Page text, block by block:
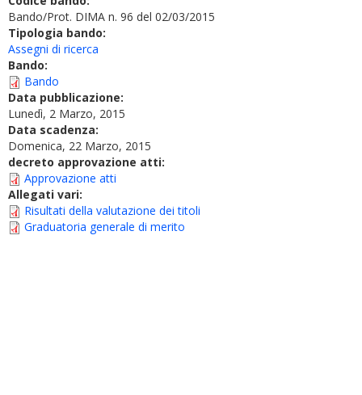
Bando/Prot. DIMA n. 96 del 02/03/2015
Tipologia bando:
Assegni di ricerca
Bando:
Bando
Data pubblicazione:
Lunedì, 2 Marzo, 2015
Data scadenza:
Domenica, 22 Marzo, 2015
decreto approvazione atti:
Approvazione atti
Allegati vari:
Risultati della valutazione dei titoli
Graduatoria generale di merito